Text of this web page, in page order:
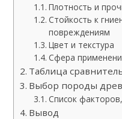
Плотность и
Стойкость к
повреждениям
Цвет и текстура
Сфера
Таблица
Выбор породы
Список
Вывод